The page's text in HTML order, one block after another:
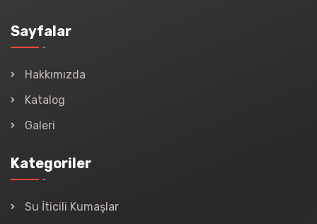
Sayfalar
Hakkımızda
Katalog
Galeri
Kategoriler
Su İticili Kumaşlar